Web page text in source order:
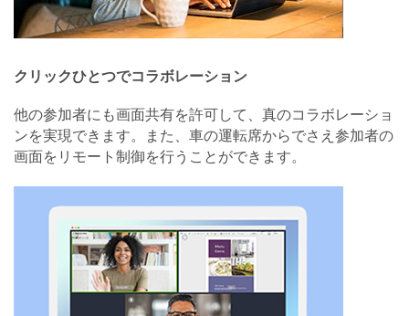
クリックひとつでコラボレーション
他の参加者にも画面共有を許可して、真のコラボレーショ
ンを実現できます。また、車の運転席からでさえ参加者の
画面をリモート制御を行うことができます。